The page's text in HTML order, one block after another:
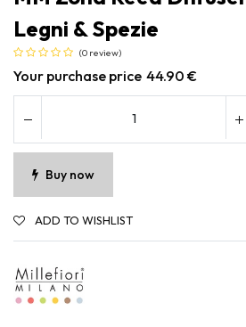
Legni & Spezie
(0 review)
Your purchase price 44.90 €
Buy now
ADD TO WISHLIST